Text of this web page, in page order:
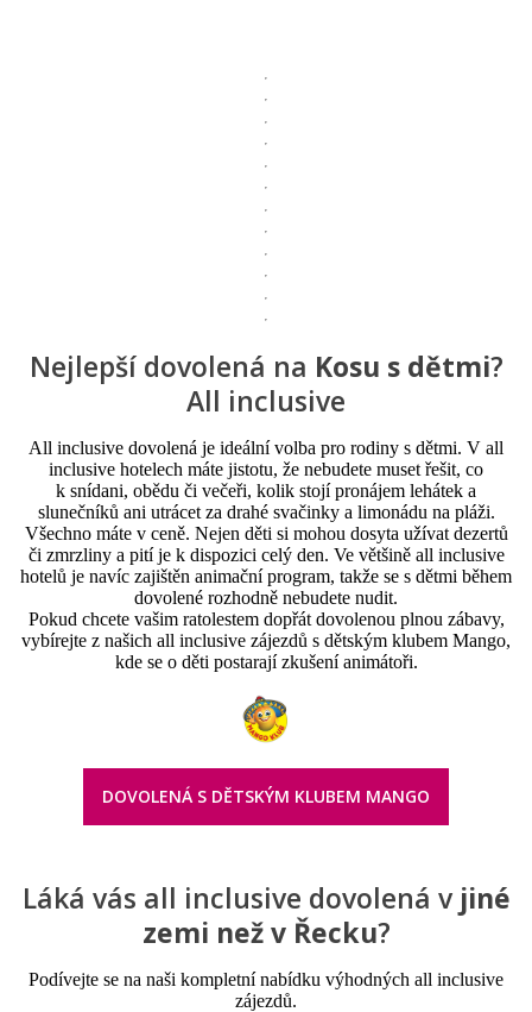
Nejlepší dovolená na Kosu s dětmi?
All inclusive
All inclusive dovolená je ideální volba pro rodiny s dětmi. V all
inclusive hotelech máte jistotu, že nebudete muset řešit, co
k snídani, obědu či večeři, kolik stojí pronájem lehátek a
slunečníků ani utrácet za drahé svačinky a limonádu na pláži.
Všechno máte v ceně. Nejen děti si mohou dosyta užívat dezertů
či zmrzliny a pití je k dispozici celý den. Ve většině all inclusive
hotelů je navíc zajištěn animační program, takže se s dětmi během
dovolené rozhodně nebudete nudit.
Pokud chcete vašim ratolestem dopřát dovolenou plnou zábavy,
vybírejte z našich all inclusive zájezdů s dětským klubem Mango,
kde se o děti postarají zkušení animátoři.
DOVOLENÁ S DĚTSKÝM KLUBEM MANGO
Láká vás all inclusive dovolená vjiné
zemi než v Řecku?
Podívejte se na naši kompletní nabídku výhodných all inclusive
zájezdů.